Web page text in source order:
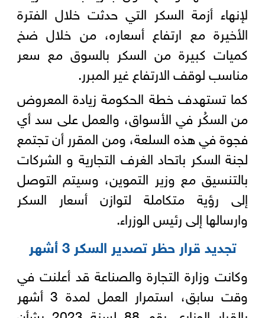
لإنهاء أزمة السكر التي حدثت خلال الفترة
الأخيرة مع ارتفاع أسعاره، من خلال ضخ
كميات كبيرة من السكر بالسوق مع سعر
مناسب لوقف الارتفاع غير المبرر.
كما تستهدف خطة الحكومة زيادة المعروض
من السكُر في الأسواق، والعمل على سد أي
فجوة في هذه السلعة، ومن المقرر أن تجتمع
لجنة السكر باتحاد الغرف التجارية و الشركات
بالتنسيق مع وزير التموين، وسيتم التوصل
إلى رؤية متكاملة لتوازن أسعار السكر
وارسالها إلى رئيس الوزراء.
تجديد قرار حظر تصدير السكر 3 أشهر
وكانت وزارة التجارة والصناعة قد أعلنت في
وقت سابق، استمرار العمل لمدة 3 أشهر